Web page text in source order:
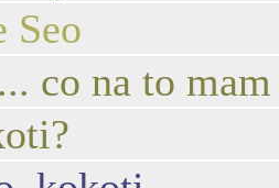
Seo
co na to